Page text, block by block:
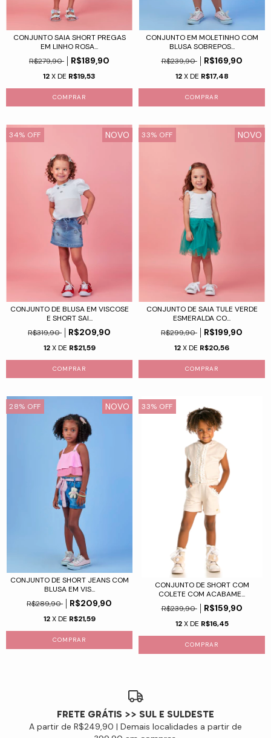
CONJUNTO SAIA SHORT PREGAS
EM LINHO ROSA...
R$279,90
R$189,90
12X DE R$19,53
COMPRAR
CONJUNTO EM MOLETINHO COM
BLUSA SOBREPOS...
R$239,90
R$169,90
12 X DE R$17,48
COMPRAR
34% OFF NOVO
CONJUNTO DE BLUSA EM VISCOSE
E SHORT SAI...
R$319,90
R$209,90
12 X DE R$21,59
COMPRAR
33% OFF NOVO
CONJUNTO DE SAIA TULE VERDE
ESMERALDA CO...
R$299,90
R$199,90
12X DE R$20,56
COMPRAR
28% OFF NOVO
CONJUNTO DE SHORT JEANS COM
BLUSA EM VIS...
R$289,90
R$209,90
12 X DE R$21,59
COMPRAR
33% OFF
CONJUNTO DE SHORT COM
COLETE COM ACABAME...
R$239,90
R$159,90
12 X DE R$16,45
COMPRAR
FRETE GRÁTIS >> SUL E SULDESTE
A partir de R$249,90 | Demais localidades a partir de